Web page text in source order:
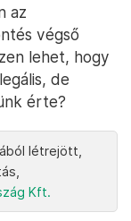
az
végső
lehet, hogy
de
érte?
létrejött,
Kft.